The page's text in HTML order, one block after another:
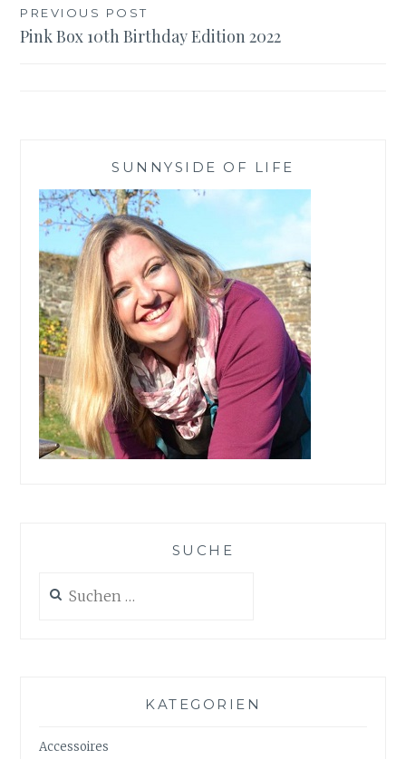
Beitragsnavigation
PREVIOUS POST
Pink Box 10th Birthday Edition 2022
SUNNYSIDE OF LIFE
SUCHE
nach:
KATEGORIEN
Accessoires